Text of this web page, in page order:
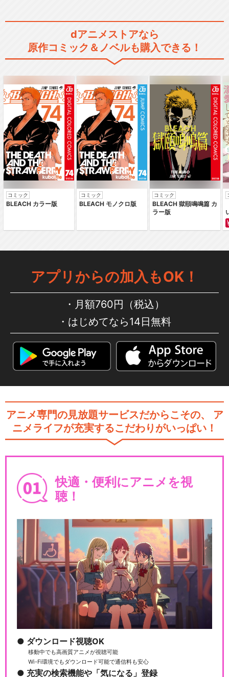
dアニメストアなら
原作コミック＆ノベルも購入できる！
コミック
BLEACH カラー版
コミック
BLEACH モノクロ版
コミック
BLEACH 獄頤鳴鳴篇 カ
ラー版
アプリからの加入もOK！
月額760円（税込）
はじめてなら14日無料
アニメ専門の見放題サービスだからこその、
ア
ニメライフが充実するこだわりがいっぱい！
快適・便利にアニメを視
聴！
ダウンロード視聴OK
移動中でも高画質アニメが視聴可能
Wi-Fi環境でもダウンロード可能で通信料も安心
充実の検索機能や「気になる」登録